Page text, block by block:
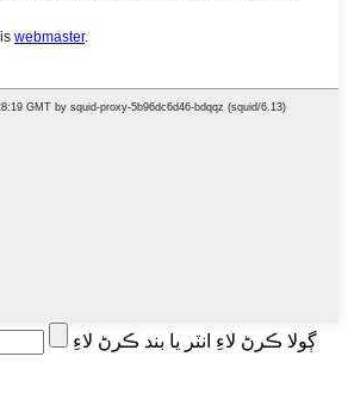
ڳولا ڪرڻ لاءِ انٽر يا بند ڪرڻ لاءِ